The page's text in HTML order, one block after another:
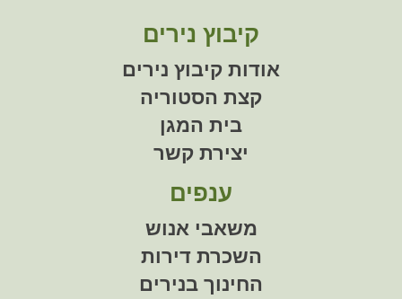
קיבוץ נירים
אודות קיבוץ נירים
קצת הסטוריה
בית המגן
יצירת קשר
ענפים
משאבי אנוש
השכרת דירות
החינוך בנירים